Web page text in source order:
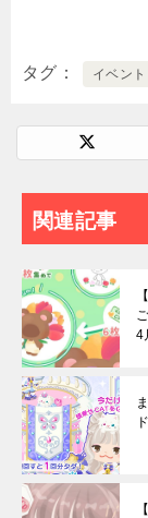
タグ イベント
関連記事
4